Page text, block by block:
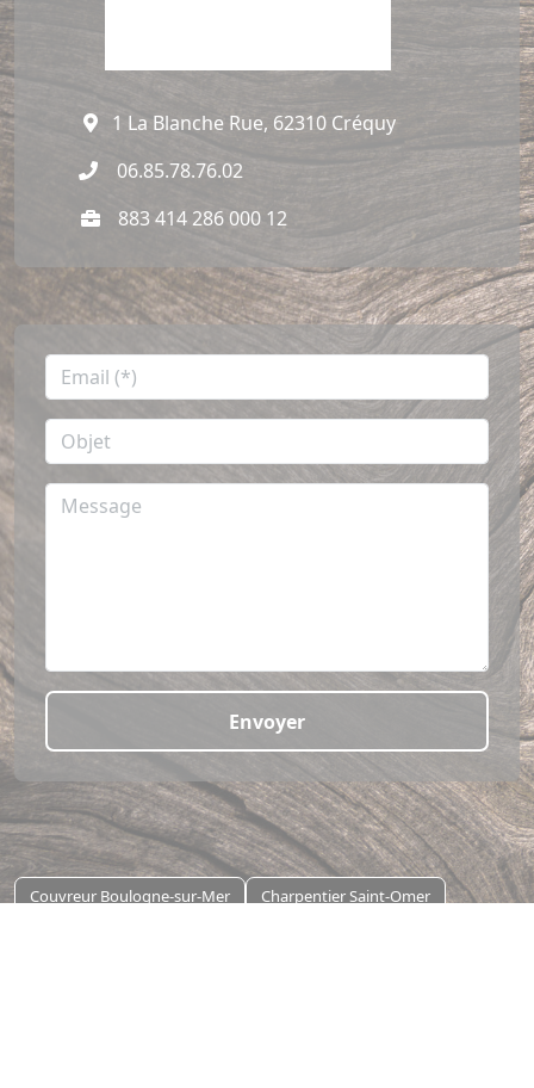
1 La Blanche Rue, 62310 Créquy
06.85.78.76.02
883 414 286 000 12
Envoyer
Couvreur Boulogne-sur-Mer
Charpentier Saint-Omer